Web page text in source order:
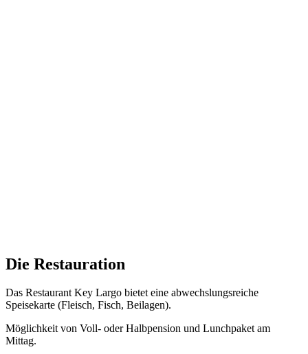
Die Restauration
Das Restaurant Key Largo bietet eine abwechslungsreiche
Speisekarte (Fleisch, Fisch, Beilagen).
Möglichkeit von Voll- oder Halbpension und Lunchpaket am
Mittag.